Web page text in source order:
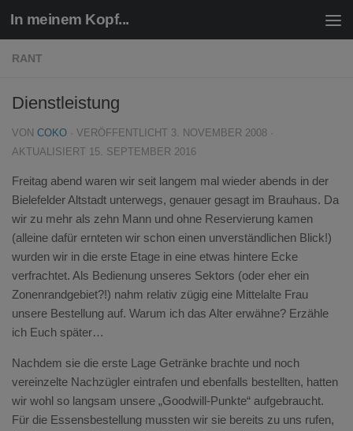
Zum Inhalt springen
In meinem Kopf...
RANT
Dienstleistung
VON COKO · VERÖFFENTLICHT 3. NOVEMBER 2008 ·
AKTUALISIERT 15. SEPTEMBER 2016
Freitag abend waren wir seit langem mal wieder abends in der
Bielefelder Altstadt unterwegs, genauer gesagt im Brauhaus. Da
wir zu mehr als zehn Mann und ohne Reservierung kamen
(alleine dafür ernteten wir schon einen unverständlichen Blick!)
wurden wir in die erste Etage in eine etwas hintere Ecke
verfrachtet. Als Bedienung unseres Sektors (oder eher ein
Zonenrandgebiet?!) nahm relativ zügig eine Mittelalte Frau
unsere Bestellung auf. Warum ich das Alter erwähne? Erzähle
ich Euch später…
Nachdem sie die erste Lage Getränke brachte und noch
vereinzelte Nachzügler eintrafen und ebenfalls bestellten, hatten
wir wohl so langsam unsere „Goodwill-Punkte“ aufgebraucht.
Für die Essensbestellung mussten wir sie bereits zu uns rufen,